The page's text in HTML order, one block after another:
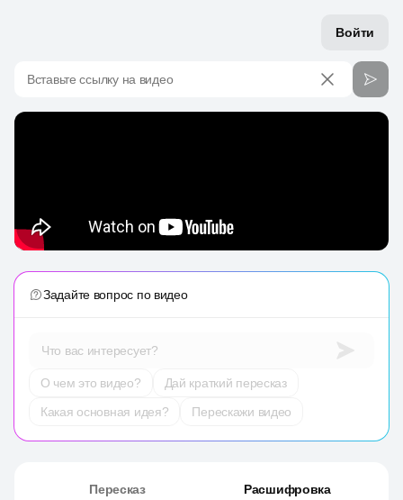
Войти
Вставьте ссылку на видео
Задайте вопрос по видео
Что вас интересует?
О чем это видео?
Дай краткий пересказ
Какая основная идея?
Перескажи видео
Пересказ Расшифровка